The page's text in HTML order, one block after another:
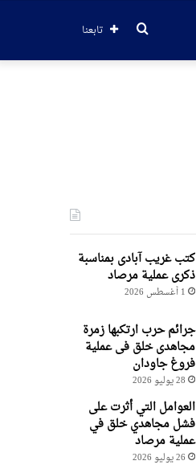
تابعنا بحث
کتب غریب آبادی بمناسبة
ذکری عملیة مرصاد
1 أغسطس 2026
جرائم حرب ارتکبها زمرة
مجاهدی خلق فی عملیة
فروغ جاودان
28 يوليو 2026
العوامل التي أثرت على
فشل مجاهدي خلق في
عملية مرصاد
26 يوليو 2026